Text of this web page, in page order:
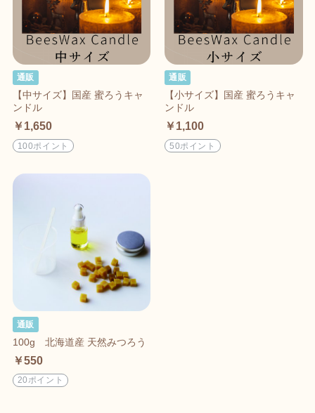
通販
【中サイズ】国産 蜜ろうキャ
ンドル
￥1,650
100ポイント
通販
【小サイズ】国産 蜜ろうキャ
ンドル
￥1,100
50ポイント
通販
100g 北海道産 天然みつろう
￥550
20ポイント